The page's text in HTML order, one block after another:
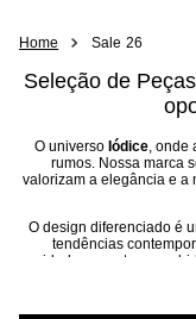
Sale 26
Seleção de
O universo Iódice, onde
rumos. Nossa marca
valorizam a elegância e a
O design diferenciado é
tendências
cuidadosamente
inspiração em